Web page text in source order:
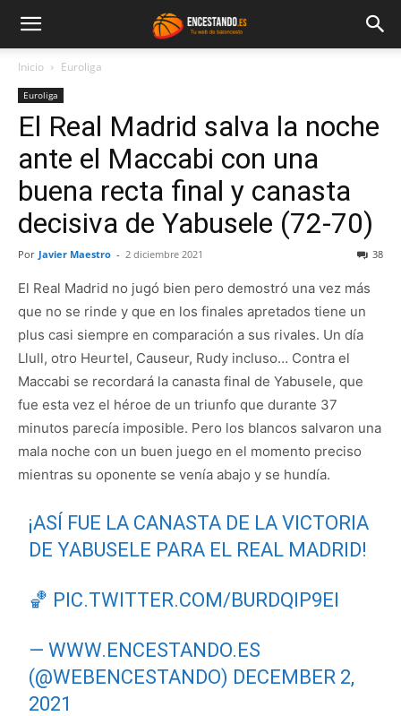
Inicio Euroliga
Euroliga
El Real Madrid salva la noche
ante el Maccabi con una
buena recta final y canasta
decisiva de Yabusele (72-70)
Por Javier Maestro - 2 diciembre 2021 38
El Real Madrid no jugó bien pero demostró una vez más
que no se rinde y que en los finales apretados tiene un
plus casi siempre en comparación a sus rivales. Un día
Llull, otro Heurtel, Causeur, Rudy incluso… Contra el
Maccabi se recordará la canasta final de Yabusele, que
fue esta vez el héroe de un triunfo que durante 37
minutos parecía imposible. Pero los blancos salvaron una
mala noche con un buen juego en el momento preciso
mientras su oponente se venía abajo y se hundía.
¡ASÍ FUE LA CANASTA DE LA VICTORIA
DE YABUSELE PARA EL REAL MADRID!
🏀 PIC.TWITTER.COM/BURDQIP9EI
— WWW.ENCESTANDO.ES
(@WEBENCESTANDO) DECEMBER 2,
2021